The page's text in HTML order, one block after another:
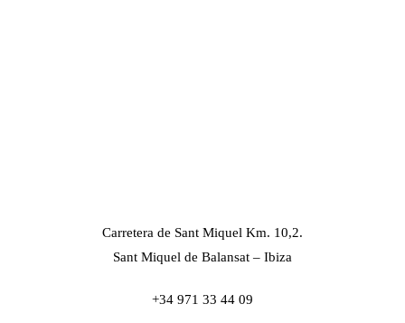
Carretera de Sant Miquel Km. 10,2.
Sant Miquel de Balansat – Ibiza
+34 971 33 44 09